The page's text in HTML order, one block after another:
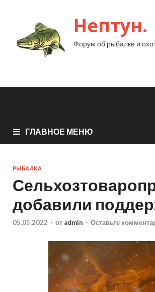
Нептун.
Форум об рыбалке и
ГЛАВНОЕ МЕНЮ
РЫБАЛКА
добавили
05.05.2022 - от admin - Оставьте